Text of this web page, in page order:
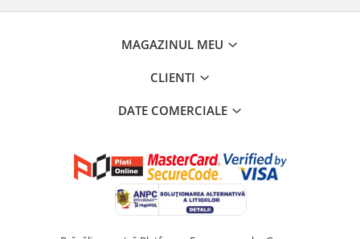
MAGAZINUL MEU
CLIENTI
DATE COMERCIALE